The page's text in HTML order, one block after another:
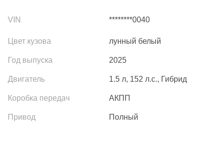
********0040
лунный белый
2025
1.5 л, 152 л.с., Гибрид
АКПП
Полный